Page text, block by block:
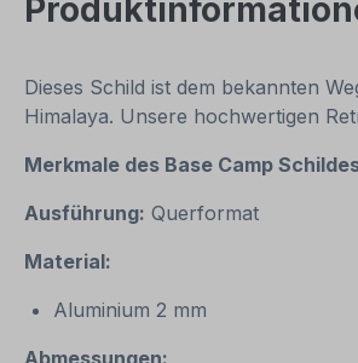
Dieses Schild ist dem bekannten
Himalaya. Unsere hochwertigen
Merkmale des Base Camp
Ausführung: Querformat
Material:
Aluminium 2 mm